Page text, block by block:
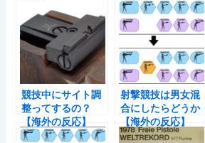
競技中にサイト調
整ってするの？
【海外の反応】
射撃競技は男女混
合にしたらどうか
【海外の反応】